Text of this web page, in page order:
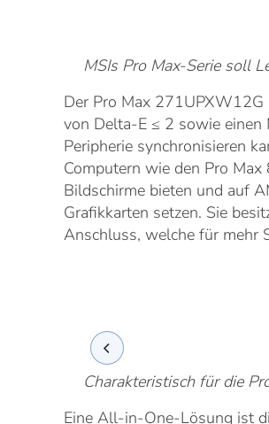
MSIs Pro Max-Serie soll
Der Pro Max
von Delta-E ≤ 2 sowie
Peripherie synchronisieren
Computern wie den Pro
Bildschirme bieten und auf
Grafikkarten setzen. Sie
Anschluss, welche für mehr
Charakteristisch für die
Eine All-in-One-Lösung ist